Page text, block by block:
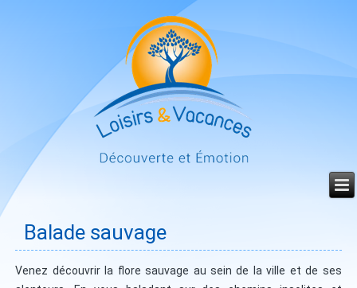
Balade sauvage
Venez découvrir la flore sauvage au sein de la ville et de ses
précédente
précédent